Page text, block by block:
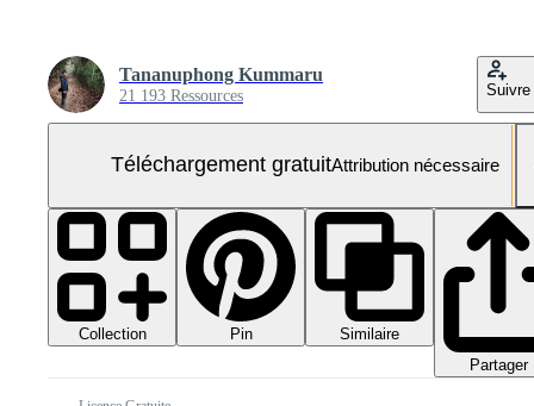
Tananuphong Kummaru
21 193 Ressources Suivre
Téléchargement gratuitAttribution nécessaire
Collection Pin
Similaire
Partager